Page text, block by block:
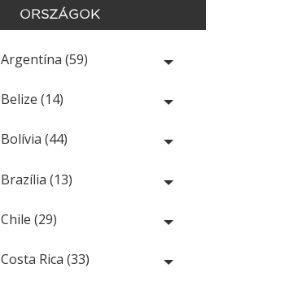
ORSZÁGOK
Argentína (59)
Belize (14)
Bolívia (44)
Brazília (13)
Chile (29)
Costa Rica (33)